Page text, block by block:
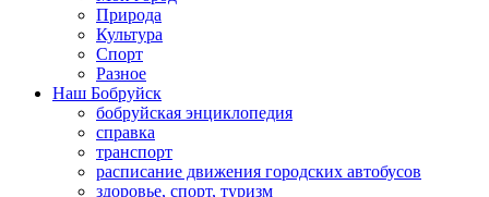
Природа
Культура
Спорт
Разное
Наш Бобруйск
бобруйская энциклопедия
справка
транспорт
расписание движения городских автобусов
здоровье, спорт, туризм